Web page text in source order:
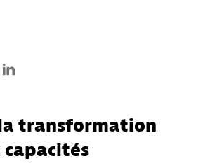
transformation